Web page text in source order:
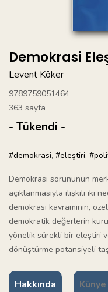
Demokrasi
Levent Köker
9789759051464
363 sayfa
- Tükendi -
#demokrasi, #eleştiri,
Demokrasi sorununun
açıklanmasıyla ilişkili iki
demokrasi kavramının,
demokratik değerlerin
yönelik sürekli bir eleştiri
dönüştürme potansiyeli
Hakkında Künye